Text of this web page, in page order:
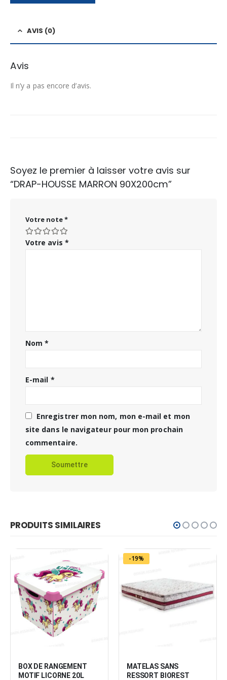
AVIS (0)
Avis
Il n’y a pas encore d’avis.
Soyez le premier à laisser votre avis sur
“DRAP-HOUSSE MARRON 90X200cm”
Votre note*
Votre avis *
Nom*
E-mail *
Enregistrer mon nom, mon e-mail et mon
site dans le navigateur pour mon prochain
commentaire.
PRODUITS SIMILAIRES
BOX DE RANGEMENT
MOTIF LICORNE 20L
-19%
MATELAS SANS
RESSORT BIOREST